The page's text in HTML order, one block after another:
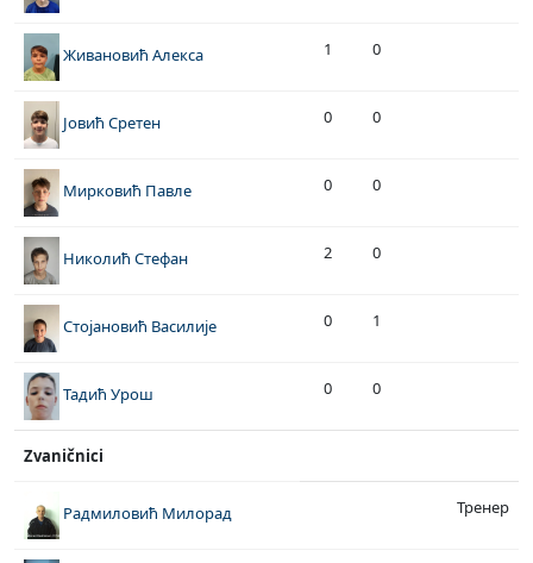
Живановић Алекса 1 0
Јовић Сретен 0 0
Мирковић Павле 0 0
Николић Стефан 2 0
Стојановић Василије 0 1
Тадић Урош 0 0
Zvaničnici
Радмиловић Милорад Тренер